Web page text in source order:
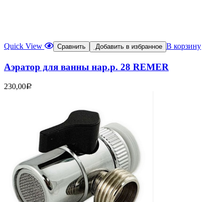
Quick View Сравнить Добавить в избранное В корзину
Аэратор для ванны нар.р. 28 REMER
230,00Р